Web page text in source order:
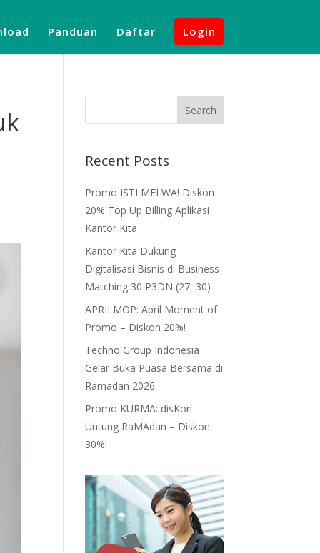
Panduan Daftar Login
Recent Posts
Promo ISTI MEI WA! Diskon
20% Top Up Billing Aplikasi
Kantor Kita
Kantor Kita Dukung
Digitalisasi Bisnis di Business
Matching 30 P3DN (27–30)
APRILMOP: April Moment of
Promo – Diskon 20%!
Techno Group Indonesia
Gelar Buka Puasa Bersama di
Ramadan 2026
Promo KURMA: disKon
Untung RaMAdan – Diskon
30%!